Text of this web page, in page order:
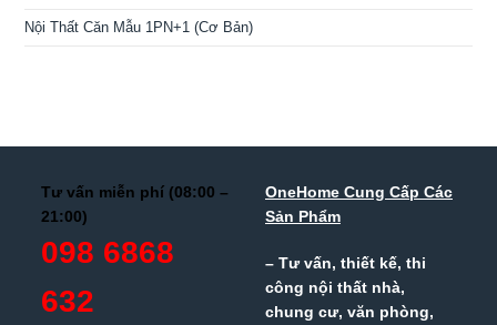
Nội Thất Căn Mẫu 1PN+1 (Cơ Bản)
Tư vấn miễn phí (08:00 –
21:00)
098 6868
632
OneHome Cung Cấp Các
Sản Phẩm
– Tư vấn, thiết kế, thi
công nội thất nhà,
chung cư, văn phòng,